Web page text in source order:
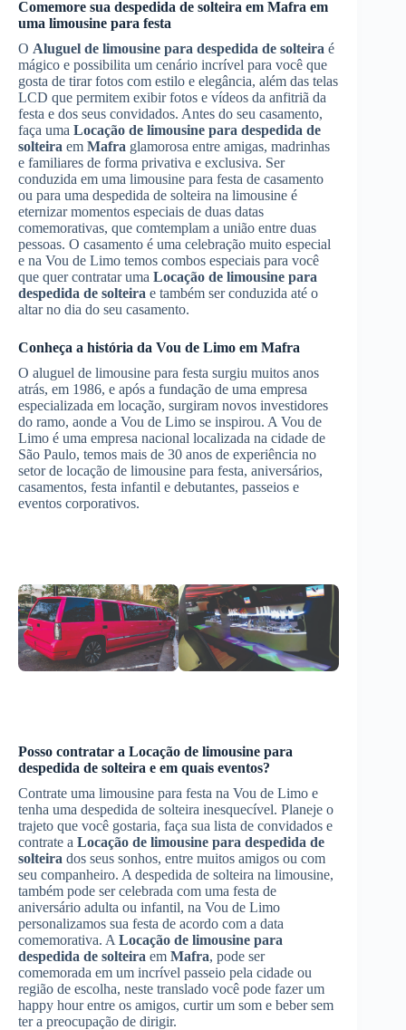
Comemore sua despedida de solteira em Mafra em
uma limousine para festa
O Aluguel de limousine para despedida de solteira é
mágico e possibilita um cenário incrível para você que
gosta de tirar fotos com estilo e elegância, além das telas
LCD que permitem exibir fotos e vídeos da anfitriã da
festa e dos seus convidados. Antes do seu casamento,
faça uma Locação de limousine para despedida de
solteira em Mafra glamorosa entre amigas, madrinhas
e familiares de forma privativa e exclusiva. Ser
conduzida em uma limousine para festa de casamento
ou para uma despedida de solteira na limousine é
eternizar momentos especiais de duas datas
comemorativas, que comtemplam a união entre duas
pessoas. O casamento é uma celebração muito especial
e na Vou de Limo temos combos especiais para você
que quer contratar uma Locação de limousine para
despedida de solteira e também ser conduzida até o
altar no dia do seu casamento.
Conheça a história da Vou de Limo em Mafra
O aluguel de limousine para festa surgiu muitos anos
atrás, em 1986, e após a fundação de uma empresa
especializada em locação, surgiram novos investidores
do ramo, aonde a Vou de Limo se inspirou. A Vou de
Limo é uma empresa nacional localizada na cidade de
São Paulo, temos mais de 30 anos de experiência no
setor de locação de limousine para festa, aniversários,
casamentos, festa infantil e debutantes, passeios e
eventos corporativos.
Posso contratar a Locação de limousine para
despedida de solteira e em quais eventos?
Contrate uma limousine para festa na Vou de Limo e
tenha uma despedida de solteira inesquecível. Planeje o
trajeto que você gostaria, faça sua lista de convidados e
contrate a Locação de limousine para despedida de
solteira dos seus sonhos, entre muitos amigos ou com
seu companheiro. A despedida de solteira na limousine,
também pode ser celebrada com uma festa de
aniversário adulta ou infantil, na Vou de Limo
personalizamos sua festa de acordo com a data
comemorativa. A Locação de limousine para
despedida de solteira em Mafra, pode ser
comemorada em um incrível passeio pela cidade ou
região de escolha, neste translado você pode fazer um
happy hour entre os amigos, curtir um som e beber sem
ter a preocupação de dirigir.